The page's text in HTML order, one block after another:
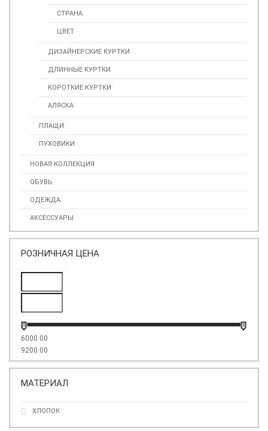
СТРАНА
ЦВЕТ
ДИЗАЙНЕРСКИЕ КУРТКИ
ДЛИННЫЕ КУРТКИ
КОРОТКИЕ КУРТКИ
АЛЯСКА
ПЛАЩИ
ПУХОВИКИ
НОВАЯ КОЛЛЕКЦИЯ
ОБУВЬ
ОДЕЖДА
АКСЕССУАРЫ
РОЗНИЧНАЯ ЦЕНА
6000.00
9200.00
МАТЕРИАЛ
ХЛОПОК